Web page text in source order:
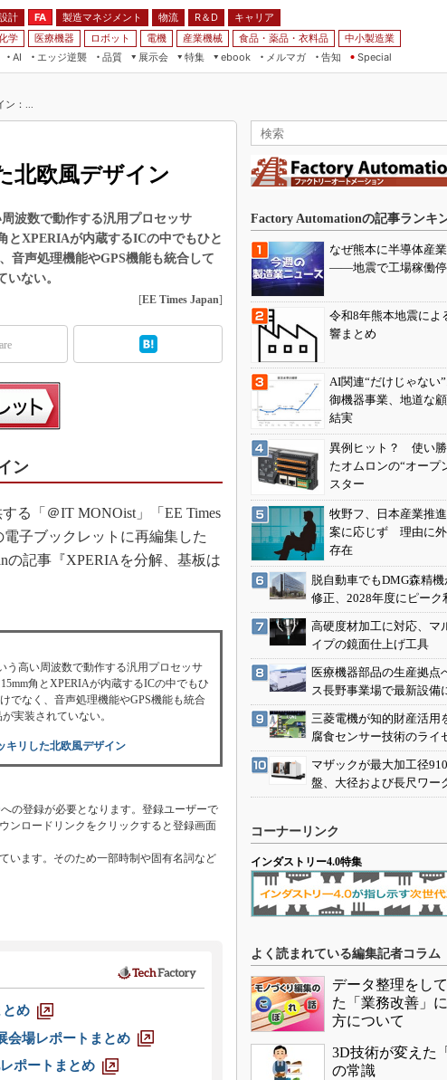
計 FA 製造マネジメント 物流 R＆D
キャリア
学 医療機器 ロボット 電機 産業機械 食品・薬品・衣料品
中小製造業
AI
エッジ逆襲 品質
展示会
ビリティショー
WORLD
ンネット展
特集
つながるクルマ
VR／AR
フィールドサービス
FPGA
組み込み画像技術
組み込みモデリング
車載ソフト開発
無償設計ツール
3Dプリンタ
S＆OP
イノベーション
製造業ビッグデータ
知財マネジメント
海外生産
グローバル設計・開発
制御セキュリティ
新型コロナへの対応
ebook
FA
モビリティ
素材／化学
メルマガ
告知 Special
：...
北欧風デザイン
波数で動作する汎用プロセッサ
とXPERIAが内蔵するICの中でもひと
音声処理機能やGPS機能も統合して
ない。
[EE Times Japan]
ン
る「＠IT MONOist」「EE Times
子ブックレットに再編集した
の記事『XPERIAを分解、基板は
う高い周波数で動作する汎用プロセッサ
角とXPERIAが内蔵するICの中でもひ
でなく、音声処理機能やGPS機能も統合
実装されていない。
キリした北欧風デザイン
への登録が必要となります。登録ユーザーで
ンロードリンクをクリックすると登録画面
います。そのため一部時制や固有名詞など
とめ
会場レポートまとめ
ポートまとめ
Factory Automationの記事ランキ
なぜ熊本に半導体産
――地震で工場稼働停
令和8年熊本地震によ
響まとめ
AI関連“だけじゃない
御機器事業、地道な
結実
異例ヒット？ 使い勝
たオムロンの“オープ
スター
牧野フ、日本産業推
案に応じず 理由に
存在
脱自動車でもDMG森精
修正、2028年度にピーク
高硬度材加工に対応、マ
イプの鏡面仕上げ工具
医療機器部品の生産拠点
ス長野事業場で最新設備
三菱電機が知的財産活用
腐食センサー技術のライ
マザックが最大加工径
盤、大径および長尺ワー
コーナーリンク
インダストリー4.0特集
よく読まれている編集記者コラム
データ整理をし
た「業務改善」
方について
3D技術が変えた
の常識